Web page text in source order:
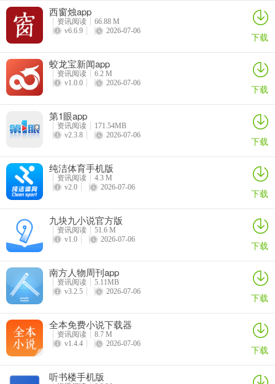
1、新版「分类」，帮助你更快找到喜欢的专辑。
2、提升了收听体验。
v1.0.46版本
1、支持看广告解锁会员专辑，精彩会员专辑等你听。
2、优化播放体验。
v1.0.45版本
1、好友助力解锁会员专辑，会员专辑免费听。
2、支持听单搜索，发现更多精彩听单。
西窗烛app
资讯阅读
66.88 M
v6.6.9
2026-07-06 下载
蛟龙宝新闻app
资讯阅读
6.2 M
v1.0.0
2026-07-06 下载
第1眼app
资讯阅读
171.54MB
v2.3.8
2026-07-06 下载
纯洁体育手机版
资讯阅读
4.3 M
v2.0
2026-07-06 下载
九块九小说官方版
资讯阅读
51.6 M
v1.0
2026-07-06 下载
南方人物周刊app
资讯阅读
5.11MB
v3.2.5
2026-07-06 下载
全本免费小说下载器
资讯阅读
8.7 M
v1.4.4
2026-07-06 下载
听书楼手机版